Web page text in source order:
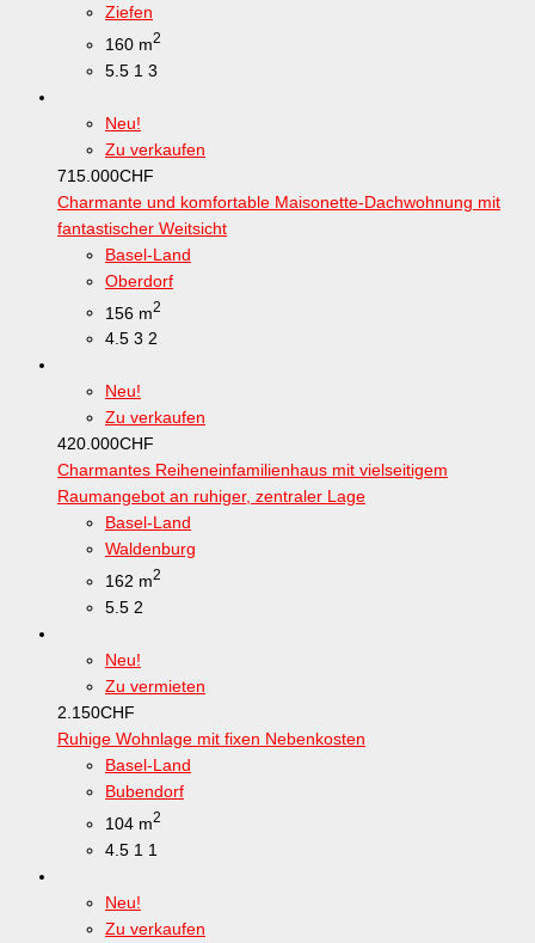
Ziefen
160 m2
5.5 1 3
Neu!
Zu verkaufen
715.000CHF
Charmante und komfortable Maisonette-Dachwohnung mit
fantastischer Weitsicht
Basel-Land
Oberdorf
156 m2
4.5 3 2
Neu!
Zu verkaufen
420.000CHF
Charmantes Reiheneinfamilienhaus mit vielseitigem
Raumangebot an ruhiger, zentraler Lage
Basel-Land
Waldenburg
162 m2
5.5 2
Neu!
Zu vermieten
2.150CHF
Ruhige Wohnlage mit fixen Nebenkosten
Basel-Land
Bubendorf
104 m2
4.5 1 1
Neu!
Zu verkaufen